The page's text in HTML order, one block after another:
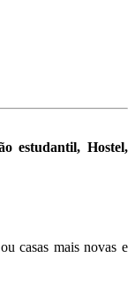
estudantil, Hostel,
casas mais novas e